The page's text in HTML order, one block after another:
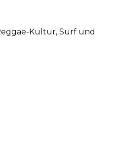
Kultur, Surf und